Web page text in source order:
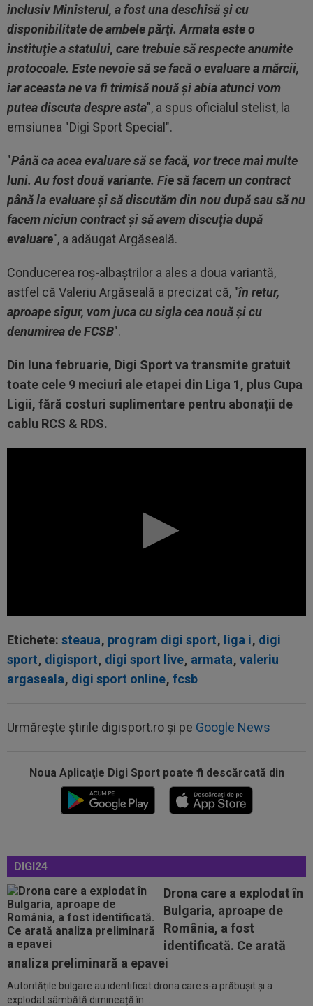
inclusiv Ministerul, a fost una deschisă şi cu
disponibilitate de ambele părţi. Armata este o
instituţie a statului, care trebuie să respecte anumite
protocoale. Este nevoie să se facă o evaluare a mărcii,
iar aceasta ne va fi trimisă nouă şi abia atunci vom
putea discuta despre asta", a spus oficialul stelist, la
emsiunea "Digi Sport Special".
"Până ca acea evaluare să se facă, vor trece mai multe
luni. Au fost două variante. Fie să facem un contract
până la evaluare şi să discutăm din nou după sau să nu
facem niciun contract şi să avem discuţia după
evaluare", a adăugat Argăseală.
Conducerea roş-albaştrilor a ales a doua variantă,
astfel că Valeriu Argăseală a precizat că, "în retur,
aproape sigur, vom juca cu sigla cea nouă şi cu
denumirea de FCSB".
Din luna februarie, Digi Sport va transmite gratuit
toate cele 9 meciuri ale etapei din Liga 1, plus Cupa
Ligii, fără costuri suplimentare pentru abonații de
cablu RCS & RDS.
Etichete: steaua, program digi sport, liga i, digi
sport, digisport, digi sport live, armata, valeriu
argaseala, digi sport online, fcsb
Urmărește știrile digisport.ro și pe Google News
Noua Aplicaţie Digi Sport poate fi descărcată din
DIGI24
Drona care a explodat în
Bulgaria, aproape de
România, a fost
identificată. Ce arată
analiza preliminară a epavei
Autoritățile bulgare au identificat drona care s-a prăbușit și a
explodat sâmbătă dimineață în...
23:15 VIDEO
Momente de panică la Dinamo - FC
Voluntari! Semne disperate către ambulanță
Primul transfer cerut de Marius Șumudică la
ACUM, DGS 3. GOOL! Cele mai tari meciuri din
Portugalia...
22:43
EXCLUSIV
Scandal în pauza meciului Dinamo
- FC Voluntari! Bogdan Bălănescu a coborât la...
22:18 FOTO
Ce a făcut Daniel Pancu, la o zi după
scandalul de la Arad
23:40
Darius Olaru, primul GOL în Belgia! Românul a
marcat și a contribuit la o mare...